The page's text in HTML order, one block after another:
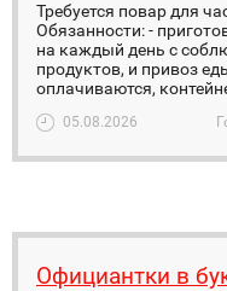
Требуется повар для
Обязанности: -
на каждый день с
продуктов, и привоз
оплачиваются,
05.08.2026
Официантки в